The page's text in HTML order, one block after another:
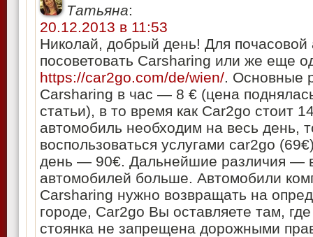
Татьяна:
20.12.2013 в 11:53
Николай, добрый день! Для
посоветовать Carsharing или же еще
https://car2go.com/de/wien/. Основные
Carsharing в час — 8 € (цена
статьи), в то время как Car2go стоит
автомобиль необходим на весь день,
воспользоваться услугами car2go
день — 90€. Дальнейшие различия —
автомобилей больше. Автомобили
Carsharing нужно возвращать на
городе, Car2go Вы оставляете там,
стоянка не запрещена дорожными